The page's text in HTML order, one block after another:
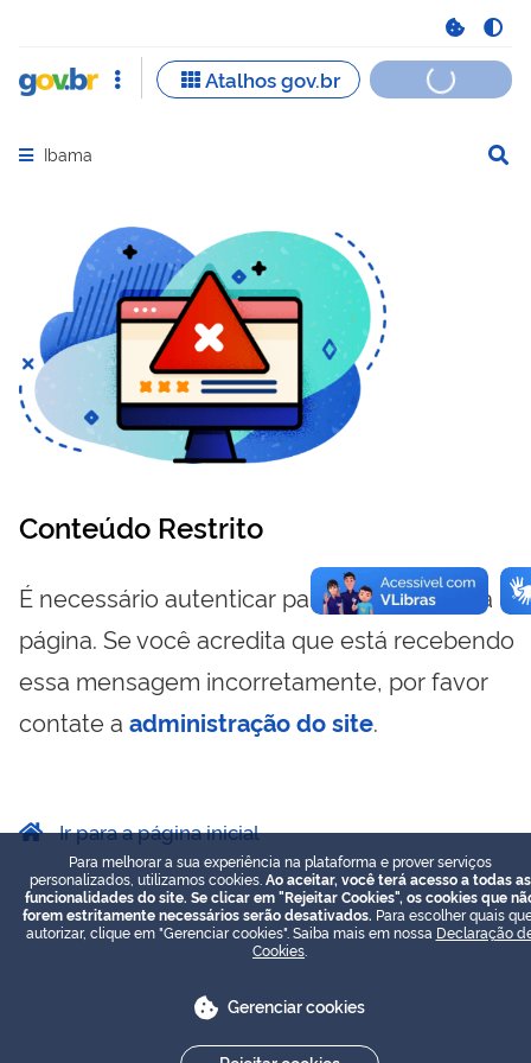
Abrir menu principal de navegação
Ibama
Conteúdo Restrito
É necessário autenticar para visualizar essa
página. Se você acredita que está recebendo
essa mensagem incorretamente, por favor
contate a administração do site.
Ir para a página inicial
Para melhorar a sua experiência na plataforma e prover serviços
personalizados, utilizamos cookies. Ao aceitar, você terá acesso a todas as
funcionalidades do site. Se clicar em "Rejeitar Cookies", os cookies que
forem estritamente necessários serão desativados. Para escolher quais
autorizar, clique em "Gerenciar cookies". Saiba mais em nossa Declaração
Cookies
Gerenciar cookies